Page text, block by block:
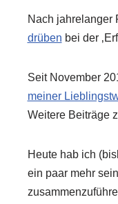
Nach jahrelanger
drüben bei der
Seit November
meiner
Weitere Beiträge
Heute hab ich
ein paar mehr